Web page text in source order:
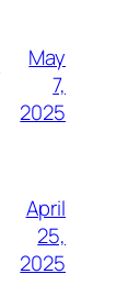
May
7,
2025
April
25,
2025